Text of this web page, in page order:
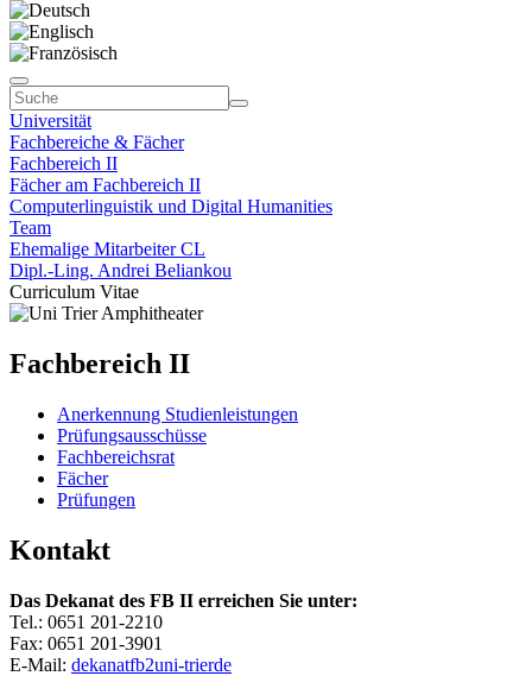
Universität
Fachbereiche & Fächer
Fachbereich II
Fächer am Fachbereich II
Computerlinguistik und Digital Humanities
Team
Ehemalige Mitarbeiter CL
Dipl.-Ling. Andrei Beliankou
Curriculum Vitae
Fachbereich II
Anerkennung Studienleistungen
Prüfungsausschüsse
Fachbereichsrat
Fächer
Prüfungen
Kontakt
Das Dekanat des FB II erreichen Sie unter:
Tel.: 0651 201-2210
Fax: 0651 201-3901
E-Mail: dekanatfb2uni-trierde